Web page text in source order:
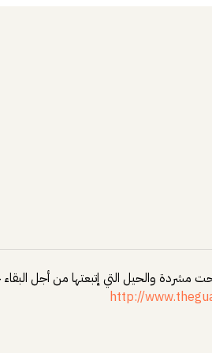
مشردة والحيل التي إتبعتها من أجل
http://